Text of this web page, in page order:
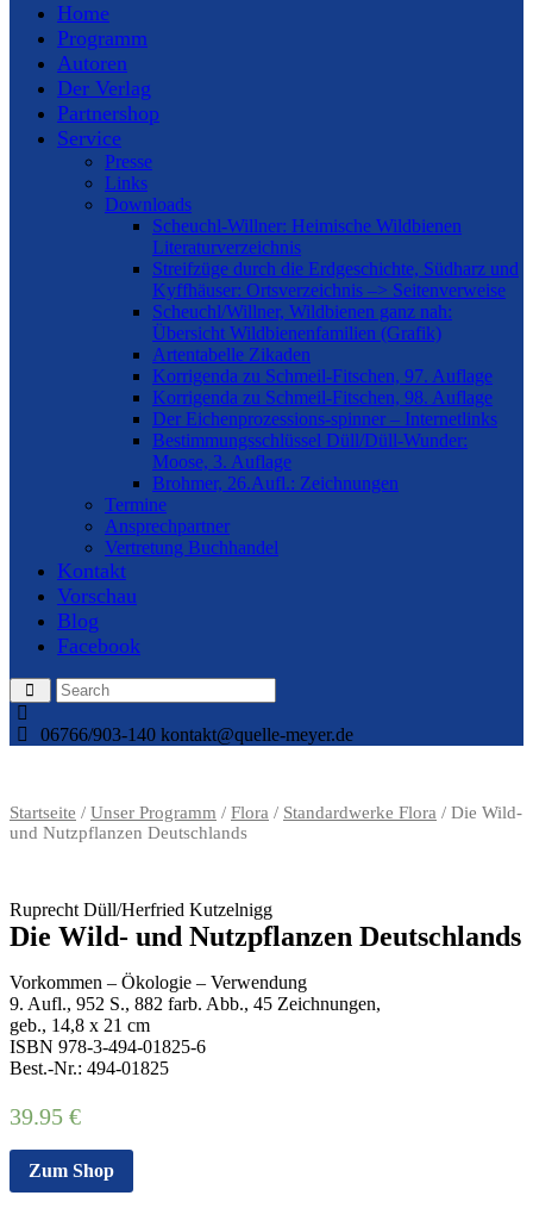
Home
Programm
Autoren
Der Verlag
Partnershop
Service
Presse
Links
Downloads
Scheuchl-Willner: Heimische Wildbienen
Literaturverzeichnis
Streifzüge durch die Erdgeschichte, Südharz und
Kyffhäuser: Ortsverzeichnis –> Seitenverweise
Scheuchl/Willner, Wildbienen ganz nah:
Übersicht Wildbienenfamilien (Grafik)
Artentabelle Zikaden
Korrigenda zu Schmeil-Fitschen, 97. Auflage
Korrigenda zu Schmeil-Fitschen, 98. Auflage
Der Eichenprozessions-spinner – Internetlinks
Bestimmungsschlüssel Düll/Düll-Wunder:
Moose, 3. Auflage
Brohmer, 26.Aufl.: Zeichnungen
Termine
Ansprechpartner
Vertretung Buchhandel
Kontakt
Vorschau
Blog
Facebook
06766/903-140 kontakt@quelle-meyer.de
Startseite / Unser Programm / Flora / Standardwerke Flora / Die Wild-
und Nutzpflanzen Deutschlands
Ruprecht Düll/Herfried Kutzelnigg
Die Wild- und Nutzpflanzen Deutschlands
Vorkommen – Ökologie – Verwendung
9. Aufl., 952 S., 882 farb. Abb., 45 Zeichnungen,
geb., 14,8 x 21 cm
ISBN 978-3-494-01825-6
Best.-Nr.: 494-01825
39.95 €
Zum Shop